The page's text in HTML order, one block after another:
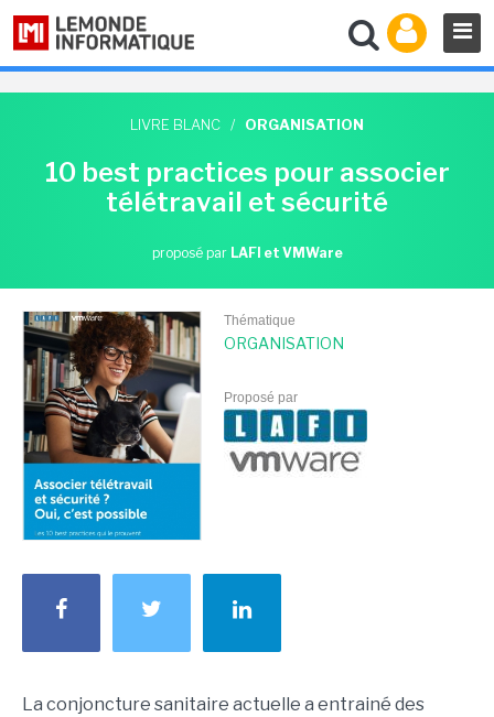
LIVRE BLANC / ORGANISATION
10 best practices pour associer
télétravail et sécurité
proposé par LAFI et VMWare
Thématique
ORGANISATION
Proposé par
La conjoncture sanitaire actuelle a entrainé des